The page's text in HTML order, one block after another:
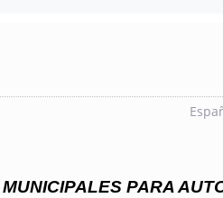
PARA